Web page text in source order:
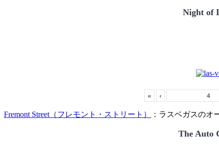
Night of
« ‹
Fremont Street（フレモント・ストリート） ：ラスベガスのオ
The Auto